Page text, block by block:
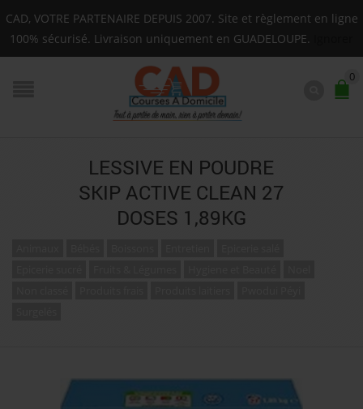
Livraison sur toute la Guadeloupe : Mardi, Jeudi,
0
LESSIVE EN POUDRE
SKIP ACTIVE CLEAN 27
DOSES 1,89KG
CAD, VOTRE PARTENAIRE DEPUIS 2007. Site et règlement en ligne
100% sécurisé. Livraison uniquement en GUADELOUPE.